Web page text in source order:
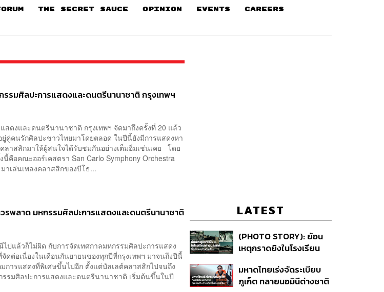
THE SECRET SAUCE​ OPINION EVENTS CAREERS
รรมศิลปะการแสดงและดนตรีนานาชาติ กรุงเทพฯ
สดงและดนตรีนานาชาติ กรุงเทพฯ จัดมาถึงครั้งที่ 20 แล้ว
ยู่คู่คนรักศิลปะชาวไทยมาโดยตลอด ในปีนี้ยังมีการแสดงหา
ลาสสิกมาให้ผู้สนใจได้รับชมกันอย่างเต็มอิ่มเช่นเคย โดย
คือคณะออร์เคสตรา San Carlo Symphony Orchestra
าเล่นเพลงคลาสสิกของบีโธ...
วรพลาด มหกรรมศิลปะการแสดงและดนตรีนานาชาติ
ปแล้วก็ไม่ผิด กับการจัดเทศกาลมหกรรมศิลปะการแสดง
ต่อเนื่องในเดือนกันยายนของทุกปีที่กรุงเทพฯ มาจนถึงปีนี้
การแสดงที่พิเศษขึ้นไปอีก ตั้งแต่บัลเลต์คลาสสิกไปจนถึง
มศิลปะการแสดงและดนตรีนานาชาติ เริ่มต้นขึ้นในปี
LATEST
(PHOTO STORY): ย้อน
เหตุกราดยิงในโรงเรียน
นักเรียน
มหาดไทยเร่งจัดระเบียบ
ภูเก็ต ทลายนอมินีต่างชาติ